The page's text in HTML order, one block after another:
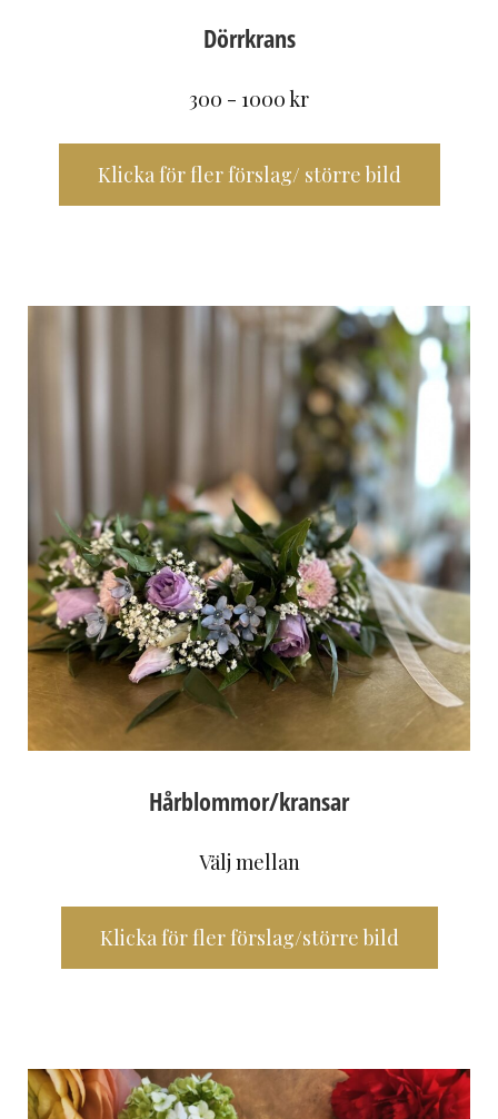
Dörrkrans
300 - 1000 kr
Klicka för fler förslag/ större bild
Hårblommor/kransar
Välj mellan
Klicka för fler förslag/större bild